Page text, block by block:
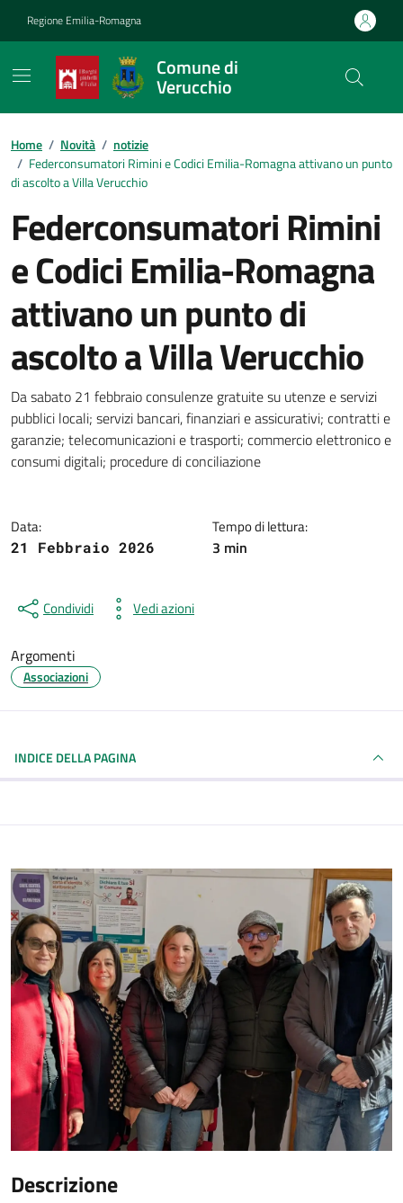
Regione Emilia-Romagna
Comune di
Verucchio
Contenuti in evidenza
Home / Novità / notizie
/ Federconsumatori Rimini e Codici Emilia-Romagna attivano un punto
di ascolto a Villa Verucchio
Federconsumatori Rimini
e Codici Emilia-Romagna
attivano un punto di
ascolto a Villa Verucchio
Dettagli della notizia
Da sabato 21 febbraio consulenze gratuite su utenze e servizi
pubblici locali; servizi bancari, finanziari e assicurativi; contratti e
garanzie; telecomunicazioni e trasporti; commercio elettronico e
consumi digitali; procedure di conciliazione
Data:
21 Febbraio 2026
Tempo di lettura:
3 min
Condividi Vedi azioni
Argomenti
Associazioni
INDICE DELLA PAGINA
Descrizione